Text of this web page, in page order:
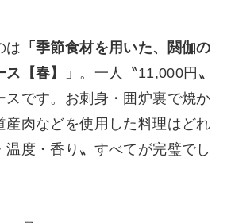
は 「季節食材を用いた、閼伽の
【春】」 。一人〝11,000円〟
スです。お刺身・囲炉裏で焼か
産肉などを使用した料理はどれ
温度・香り〟すべてが完璧でし